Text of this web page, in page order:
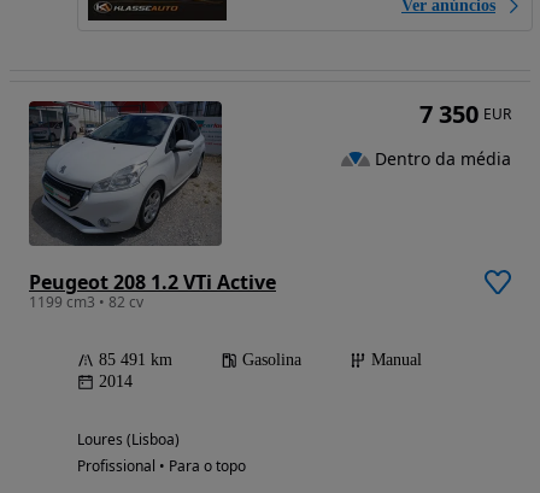
Ver anúncios
Peugeot 208 1.2 VTi Active
1199 cm3 • 82 cv
85 491 km Gasolina
Manual
2014
Loures (Lisboa)
Profissional • Para o topo
7 350 EUR
Dentro da média